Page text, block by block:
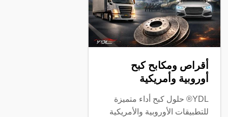
أقراص ومكابح كبح
أوروبية وأمريكية
YDL® حلول كبح أداء متميزة
للتطبيقات الأوروبية والأمريكية